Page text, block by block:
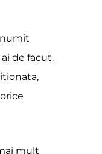
de facut.
mult